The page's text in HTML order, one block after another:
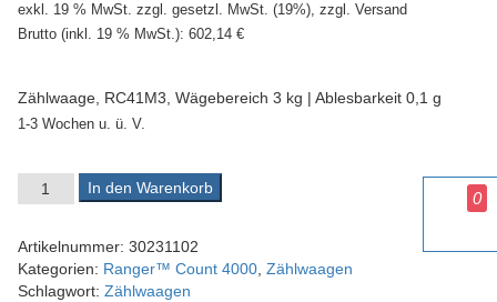
exkl. 19 % MwSt. zzgl. gesetzl. MwSt. (19%), zzgl. Versand
Brutto (inkl. 19 % MwSt.): 602,14 €
Zählwaage, RC41M3, Wägebereich 3 kg | Ablesbarkeit 0,1 g
1-3 Wochen u. ü. V.
OHAUS Zählwaage, RC41M3, Wägebereich 3 kg | Ablesbarkeit
In den Warenkorb
Artikelnummer: 30231102
Kategorien: Ranger™ Count 4000 Zählwaagen
Schlagwort: Zählwaagen
0